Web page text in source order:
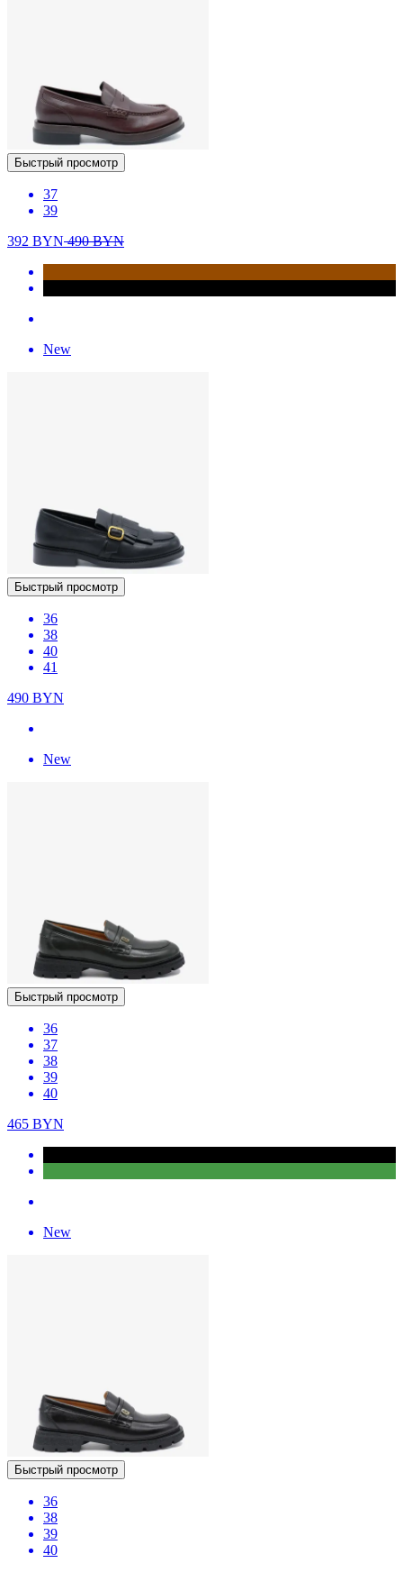
Быстрый просмотр
37
39
392 BYN490BYN
New
Быстрый просмотр
36
38
40
41
490 BYN
New
Быстрый просмотр
36
37
38
39
40
465 BYN
New
Быстрый просмотр
36
38
39
40